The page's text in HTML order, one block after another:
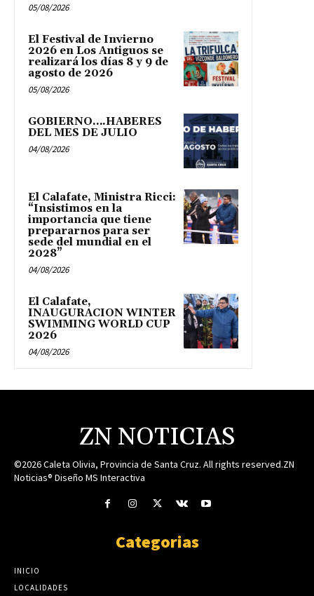
05/08/2026
El Festival de Invierno
2026 en Los Antiguos se
realizará los días 8 y 9 de
agosto de 2026
05/08/2026
GOBIERNO….HABERES
DEL MES DE JULIO
04/08/2026
El Calafate, Ministra Ricci:
“Insistimos en la
importancia que tiene
prepararnos para ser
sede del mundial en el
2028”
04/08/2026
El Calafate,
INAUGURACION WINTER
SWIMMING WORLD CUP
2026
04/08/2026
ZN NOTICIAS
©2026 Caleta Olivia, Provincia de Santa Cruz. All rights reserved.ZN
Noticias® Diseño MS Interactiva
Categorias
INICIO
LOCALIDADES